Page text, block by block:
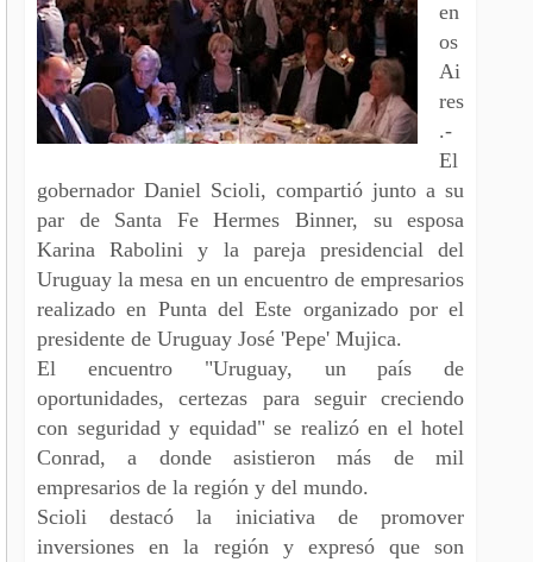
en
os
Ai
res
.-
El
gobernador Daniel Scioli, compartió junto a su
par de Santa Fe Hermes Binner, su esposa
Karina Rabolini y la pareja presidencial del
Uruguay la mesa en un encuentro de empresarios
realizado en Punta del Este organizado por el
presidente de Uruguay José 'Pepe' Mujica.
El encuentro "Uruguay, un país de
oportunidades, certezas para seguir creciendo
con seguridad y equidad" se realizó en el hotel
Conrad, a donde asistieron más de mil
empresarios de la región y del mundo.
Scioli destacó la iniciativa de promover
inversiones en la región y expresó que son